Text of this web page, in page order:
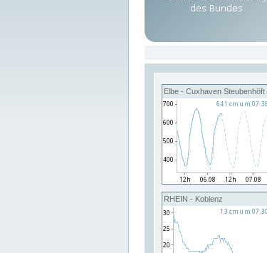
Elbe - Cuxhaven Steubenhöft
RHEIN - Koblenz